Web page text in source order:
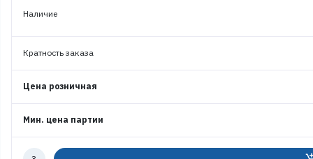
Наличие
Кратность заказа
Цена розничная
Мин. цена партии
Количество